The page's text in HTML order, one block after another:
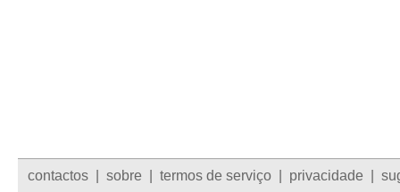
contactos sobre termos de serviço privacidade